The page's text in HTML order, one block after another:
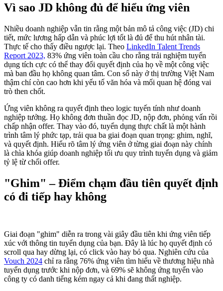
Vì sao JD không đủ để hiểu ứng viên
Nhiều doanh nghiệp vẫn tin rằng một bản mô tả công việc (JD) chi
tiết, mức lương hấp dẫn và phúc lợi tốt là đủ để thu hút nhân tài.
Thực tế cho thấy điều ngược lại. Theo LinkedIn Talent Trends
Report 2023, 83% ứng viên toàn cầu cho rằng trải nghiệm tuyển
dụng tích cực có thể thay đổi quyết định của họ về một công việc
mà ban đầu họ không quan tâm. Con số này ở thị trường Việt Nam
thậm chí còn cao hơn khi yếu tố văn hóa và mối quan hệ đóng vai
trò then chốt.
Ứng viên không ra quyết định theo logic tuyến tính như doanh
nghiệp tưởng. Họ không đơn thuần đọc JD, nộp đơn, phỏng vấn rồi
chấp nhận offer. Thay vào đó, tuyển dụng thực chất là một hành
trình tâm lý phức tạp, trải qua ba giai đoạn quan trọng: ghim, nghĩ,
và quyết định. Hiểu rõ tâm lý ứng viên ở từng giai đoạn này chính
là chìa khóa giúp doanh nghiệp tối ưu quy trình tuyển dụng và giảm
tỷ lệ từ chối offer.
"Ghim" – Điểm chạm đầu tiên quyết định
có đi tiếp hay không
Giai đoạn "ghim" diễn ra trong vài giây đầu tiên khi ứng viên tiếp
xúc với thông tin tuyển dụng của bạn. Đây là lúc họ quyết định có
scroll qua hay dừng lại, có click vào hay bỏ qua. Nghiên cứu của
Vouch 2024 chỉ ra rằng 76% ứng viên tìm hiểu về thương hiệu nhà
tuyển dụng trước khi nộp đơn, và 69% sẽ không ứng tuyển vào
công ty có danh tiếng kém ngay cả khi đang thất nghiệp.